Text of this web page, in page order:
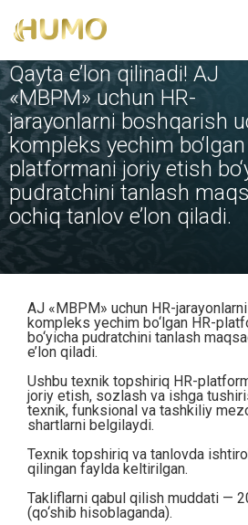
.
Qayta e’lon qilinadi! AJ
«MBPM» uchun HR-
jarayonlarni boshqarish
kompleks yechim
platformani joriy etish
pudratchini tanlash
ochiq tanlov e’lon qiladi.
AJ «MBPM» uchun HR-
kompleks yechim bo‘lgan HR-
bo‘yicha pudratchini tanlash
e’lon qiladi.
Ushbu texnik topshiriq HR-
joriy etish, sozlash va ishga
texnik, funksional va tashkiliy
shartlarni belgilaydi.
Texnik topshiriq va tanlovda
qilingan faylda keltirilgan.
Takliflarni qabul qilish muddati —
(qo‘shib hisoblaganda).